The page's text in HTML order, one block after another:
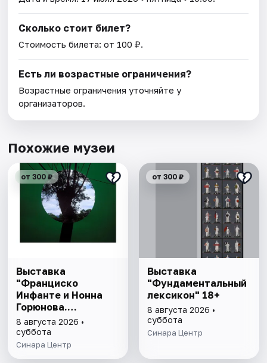
Сколько стоит билет?
Стоимость билета: от 100 ₽.
Есть ли возрастные ограничения?
Возрастные ограничения уточняйте у
организаторов.
Похожие музеи
от 300 ₽
Выставка
"Франциско
Инфанте и Нонна
Горюнова.
Метафора,
метафизика,
метаморфоза" 6+
8 августа 2026 •
суббота
Синара Центр
от 300 ₽
Выставка
"Фундаментальный
лексикон" 18+
8 августа 2026 •
суббота
Синара Центр